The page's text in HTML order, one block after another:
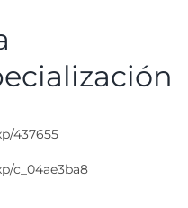
437655
c_04ae3ba8